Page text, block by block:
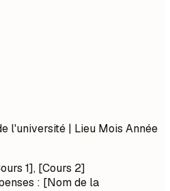
l'université | Lieu Mois Année
1], [Cours 2]
: [Nom de la